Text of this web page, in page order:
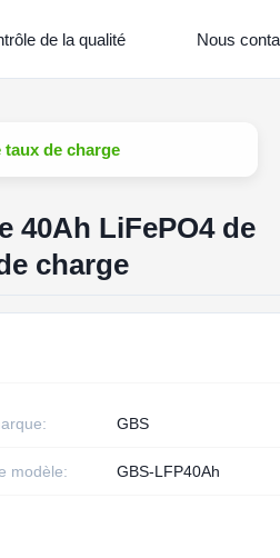
de la qualité Nous
taux de charge
40Ah LiFePO4 de
charge
GBS
modèle: GBS-LFP40Ah